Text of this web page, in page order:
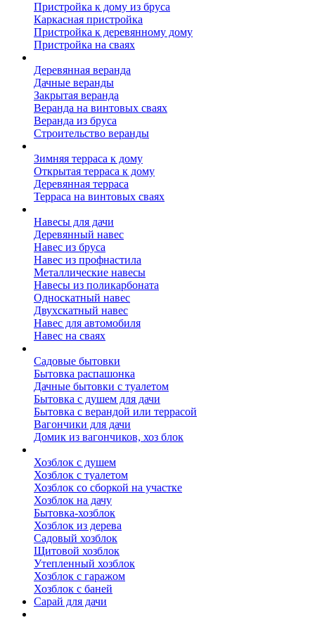
Пристройка к дому из бруса
Каркасная пристройка
Пристройка к деревянному дому
Пристройка на сваях
Деревянная веранда
Дачные веранды
Закрытая веранда
Веранда на винтовых сваях
Веранда из бруса
Строительство веранды
Зимняя терраса к дому
Открытая терраса к дому
Деревянная терраса
Терраса на винтовых сваях
Навесы для дачи
Деревянный навес
Навес из бруса
Навес из профнастила
Металлические навесы
Навесы из поликарбоната
Односкатный навес
Двухскатный навес
Навес для автомобиля
Навес на сваях
Садовые бытовки
Бытовка распашонка
Дачные бытовки с туалетом
Бытовка с душем для дачи
Бытовка с верандой или террасой
Вагончики для дачи
Домик из вагончиков, хоз блок
Хозблок с душем
Хозблок с туалетом
Хозблок со сборкой на участке
Хозблок на дачу
Бытовка-хозблок
Хозблок из дерева
Садовый хозблок
Щитовой хозблок
Утепленный хозблок
Хозблок с гаражом
Хозблок с баней
Сарай для дачи